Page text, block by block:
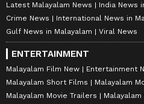
Latest Malayalam News
India News
Crime News
International News in
Gulf News in Malayalam
Viral News
ENTERTAINMENT
Malayalam Film New
Entertainment
Malayalam Short Films
Malayalam
Malayalam Movie Trailers